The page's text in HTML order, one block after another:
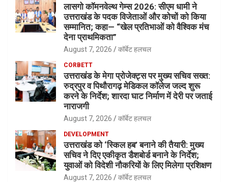
लासगो कॉमनवेल्थ गेम्स 2026: सीएम धामी ने
उत्तराखंड के पदक विजेताओं और कोचों को किया
सम्मानित; कहा— “खेल प्रतिभाओं को वैश्विक मंच
देना प्राथमिकता”
August 7, 2026 कॉर्बेट हलचल
CORBETT
उत्तराखंड के मेगा प्रोजेक्ट्स पर मुख्य सचिव सख्त:
रुद्रपुर व पिथौरागढ़ मेडिकल कॉलेज जल्द शुरू
करने के निर्देश; शारदा घाट निर्माण में देरी पर जताई
नाराजगी
August 7, 2026 कॉर्बेट हलचल
DEVELOPMENT
उत्तराखंड को ‘स्किल हब’ बनाने की तैयारी: मुख्य
सचिव ने दिए एकीकृत डैशबोर्ड बनाने के निर्देश;
युवाओं को विदेशी नौकरियों के लिए मिलेगा प्रशिक्षण
August 7, 2026 कॉर्बेट हलचल